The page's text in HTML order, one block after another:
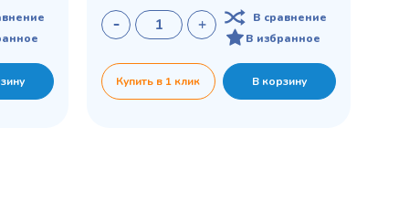
В сравнение
В избранное
Купить в 1 клик В корзину